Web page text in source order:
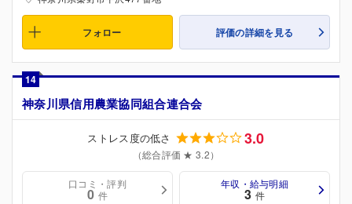
フォロー 評価の詳細を見る
14
神奈川県信用農業協同組合連合会
ストレス度の低さ 3.0
（総合評価 ★ 3.2）
口コミ・評判
0 件
年収・給与明細
3 件